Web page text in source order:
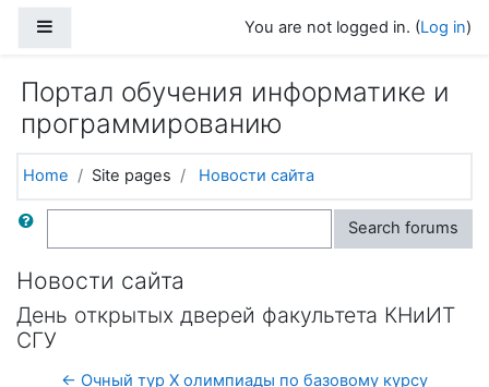
You are not logged in. (Log in)
Портал обучения информатике и
программированию
Home Site pages Новости сайта
Search Search forums
Новости сайта
День открытых дверей факультета КНиИТ
СГУ
← Очный тур X олимпиады по базовому курсу